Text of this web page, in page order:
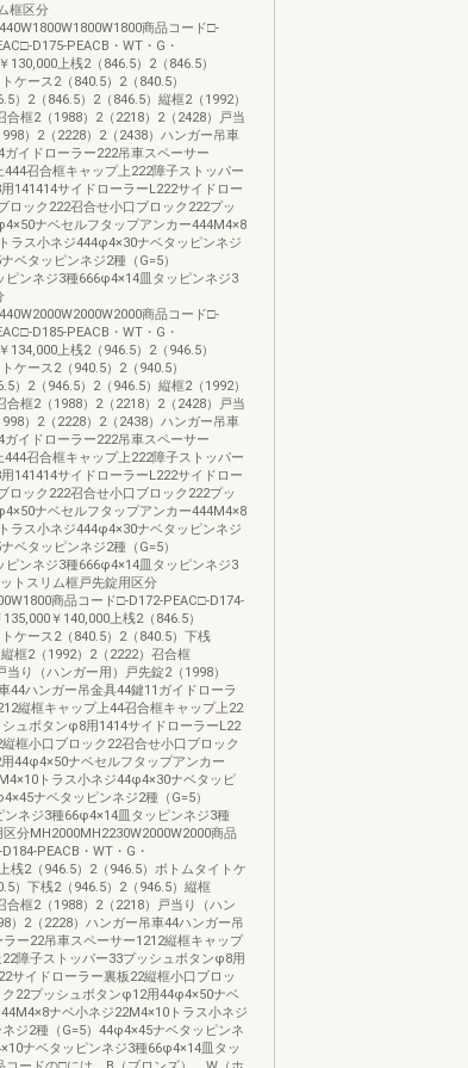
框区分
商品コード□-
D175-PEACB・WT・G・
130,000上桟2（846.5）2（846.5）
ケース2（840.5）2（840.5）
）2（846.5）2（846.5）縦框2（1992）
合框2（1988）2（2218）2（2428）戸当
）2（2228）2（2438）ハンガー吊車
イドローラー222吊車スペーサー
444召合框キャップ上222障子ストッパー
141414サイドローラーL222サイドロー
ロック222召合せ小口ブロック222プッ
ナベセルフタップアンカー444M4×8
ラス小ネジ444φ4×30ナベタッピンネジ
ベタッピンネジ2種（G=5）
ピンネジ3種666φ4×14皿タッピンネジ3
商品コード□-
D185-PEACB・WT・G・
134,000上桟2（946.5）2（946.5）
ケース2（940.5）2（940.5）
）2（946.5）2（946.5）縦框2（1992）
合框2（1988）2（2218）2（2428）戸当
）2（2228）2（2438）ハンガー吊車
イドローラー222吊車スペーサー
444召合框キャップ上222障子ストッパー
141414サイドローラーL222サイドロー
ロック222召合せ小口ブロック222プッ
ナベセルフタップアンカー444M4×8
ラス小ネジ444φ4×30ナベタッピンネジ
ベタッピンネジ2種（G=5）
ピンネジ3種666φ4×14皿タッピンネジ3
トスリム框戸先錠用区分
商品コード□-D172-PEAC□-D174-
￥140,000上桟2（846.5）
ケース2（840.5）2（840.5）下桟
框2（1992）2（2222）召合框
当り（ハンガー用）戸先錠2（1998）
44ハンガー吊金具44鍵11ガイドローラ
縦框キャップ上44召合框キャップ上22
ュボタンφ8用1414サイドローラーL22
框小口ブロック22召合せ小口ブロック
44φ4×50ナベセルフタップアンカー
トラス小ネジ44φ4×30ナベタッピ
ナベタッピンネジ2種（G=5）
ンネジ3種66φ4×14皿タッピンネジ3種
分MH2000MH2230W2000W2000商品
PEACB・WT・G・
桟2（946.5）2（946.5）ボトムタイトケ
）下桟2（946.5）2（946.5）縦框
合框2（1988）2（2218）戸当り（ハン
）2（2228）ハンガー吊車44ハンガー吊
ー22吊車スペーサー1212縦框キャップ
障子ストッパー33プッシュボタンφ8用
サイドローラー裏板22縦框小口ブロッ
ク22プッシュボタンφ12用44φ4×50ナベ
ナベ小ネジ22M4×10トラス小ネジ
ジ2種（G=5）44φ4×45ナベタッピンネ
ナベタッピンネジ3種66φ4×14皿タッ